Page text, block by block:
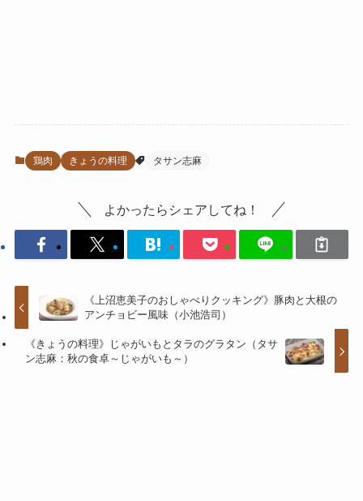
鶏肉 きょうの料理 タサン志麻
よかったらシェアしてね！
《上沼恵美子のおしゃべりクッキング》豚肉と大根の
アンチョビー風味（小池浩司）
《きょうの料理》じゃがいもとタラのグラタン（タサ
ン志麻：秋の食卓～じゃがいも～）